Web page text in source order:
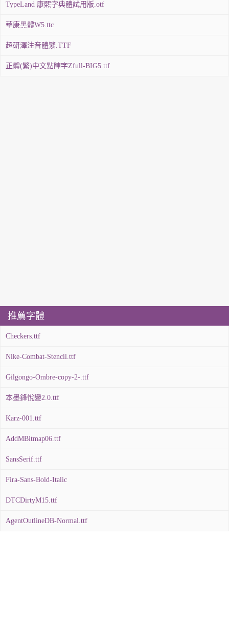
TypeLand 康熙字典體試用版.otf
華康黑體W5.ttc
超研澤注音體繁.TTF
正體(繁)中文點陣字Zfull-BIG5.ttf
推薦字體
Checkers.ttf
Nike-Combat-Stencil.ttf
Gilgongo-Ombre-copy-2-.ttf
本墨鋒悅變2.0.ttf
Karz-001.ttf
AddMBitmap06.ttf
SansSerif.ttf
Fira-Sans-Bold-Italic
DTCDirtyM15.ttf
AgentOutlineDB-Normal.ttf